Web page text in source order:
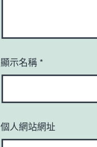
顯示名稱 *
個人網站網址